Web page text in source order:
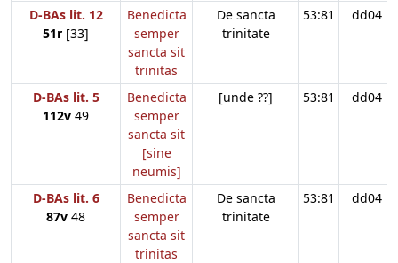
D-BAs lit. 12
51r [33]
Benedicta
semper
sancta sit
trinitas
De sancta
trinitate
53:81 dd04
D-BAs lit. 5
112v 49
Benedicta
semper
sancta sit
[sine
neumis]
[unde ??] 53:81 dd04
D-BAs lit. 6
87v 48
Benedicta
semper
sancta sit
trinitas
De sancta
trinitate
53:81 dd04